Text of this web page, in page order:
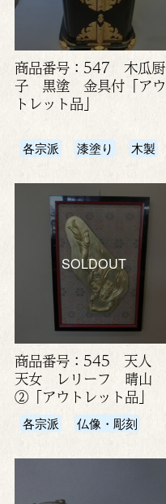
商品番号：547 木瓜厨
子 黒塗 金具付「アウ
トレット品」
各宗派 漆塗り 木製
SOLDOUT
商品番号：545 天人
天女 レリーフ 晴山
②「アウトレット品」
各宗派 仏像・彫刻